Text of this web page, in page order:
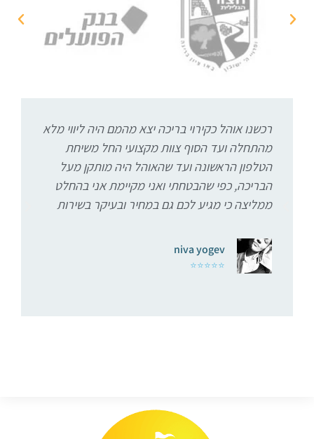
רכשנו אוהל כקירוי בריכה יצא מהמם היה ליווי מלא
מהתחלה ועד הסוף צוות מקצועי החל משיחת
הטלפון הראשונה ועד שהאוהל היה מותקן מעל
הבריכה, כפי שהבטחתי ואני מקיימת אני בהחלט
ממליצה כי מגיע לכם גם במחיר ובעיקר בשירות
niva yogev
⭐⭐⭐⭐⭐